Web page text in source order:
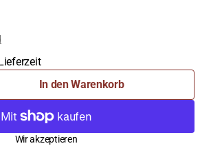
In den Warenkorb
Wir akzeptieren